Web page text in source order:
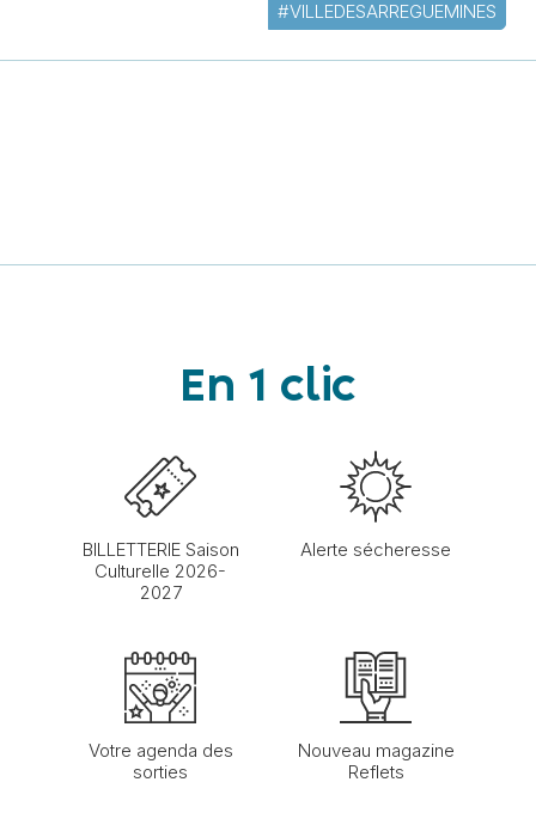
#VILLEDESARREGUEMINES
En 1 clic
BILLETTERIE Saison
Culturelle 2026-
2027
Alerte sécheresse
Votre agenda des
sorties
Nouveau magazine
Reflets